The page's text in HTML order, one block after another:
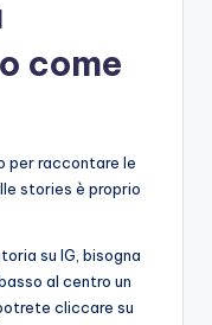
come
per raccontare le
stories è proprio
su IG, bisogna
al centro un
cliccare su